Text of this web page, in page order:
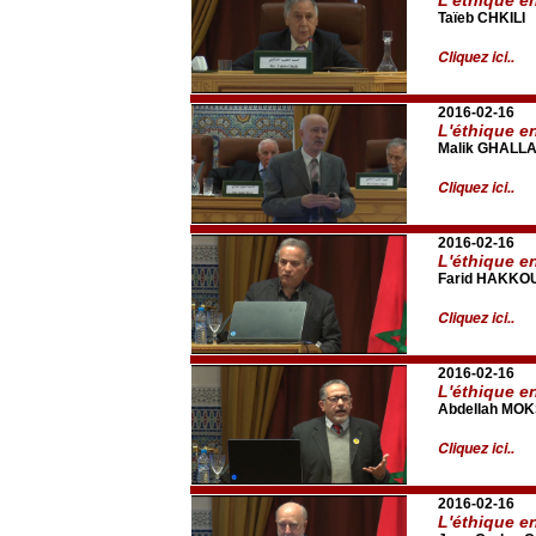
Taïeb CHKILI
Cliquez ici..
2016-02-16
L'éthique
Malik
Cliquez ici..
2016-02-16
L'éthique
Farid
Cliquez ici..
2016-02-16
L'éthique
Abdellah
Cliquez ici..
2016-02-16
L'éthique